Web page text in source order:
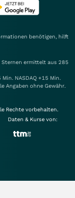
benötigen, hilft
ermittelt aus 285
NASDAQ +15 Min.
Angaben ohne Gewähr.
Rechte vorbehalten.
Daten & Kurse von: